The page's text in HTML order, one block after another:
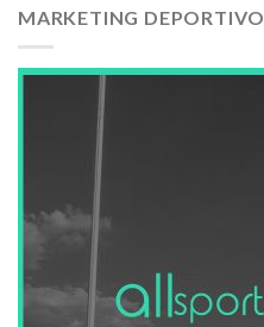
MARKETING DEPORTIVO